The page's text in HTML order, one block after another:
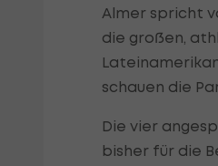
Almer spricht
die großen,
schauen die
Die vier
bisher für die